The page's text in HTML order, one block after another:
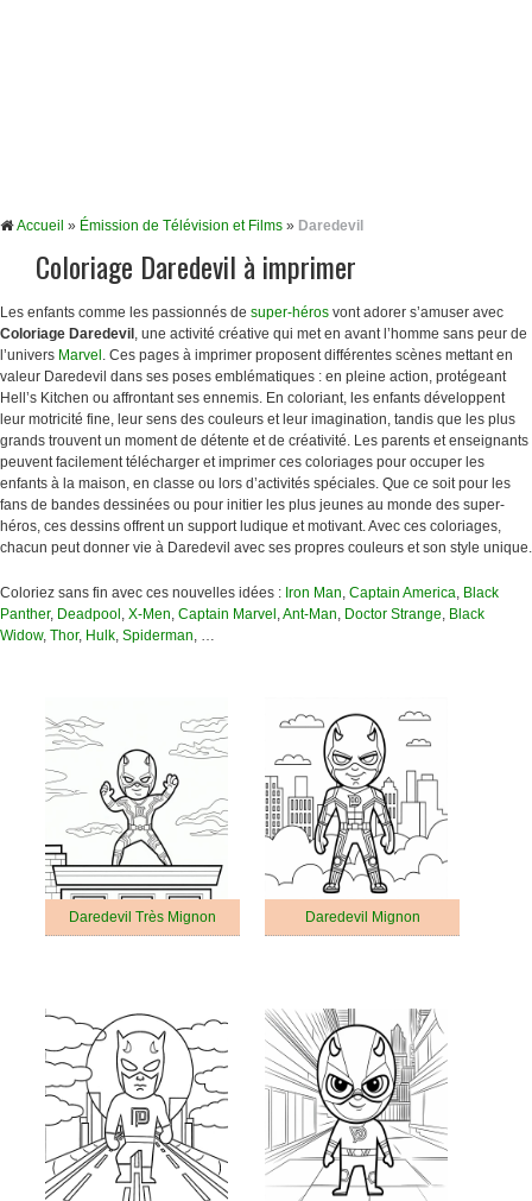
Accueil » Émission de Télévision et Films » Daredevil
Coloriage Daredevil à imprimer
Les enfants comme les passionnés de super-héros vont adorer s’amuser avec
Coloriage Daredevil , une activité créative qui met en avant l’homme sans peur de
l’univers Marvel . Ces pages à imprimer proposent différentes scènes mettant en
valeur Daredevil dans ses poses emblématiques : en pleine action, protégeant
Hell’s Kitchen ou affrontant ses ennemis. En coloriant, les enfants développent
leur motricité fine, leur sens des couleurs et leur imagination, tandis que les plus
grands trouvent un moment de détente et de créativité. Les parents et enseignants
peuvent facilement télécharger et imprimer ces coloriages pour occuper les
enfants à la maison, en classe ou lors d’activités spéciales. Que ce soit pour les
fans de bandes dessinées ou pour initier les plus jeunes au monde des super-
héros, ces dessins offrent un support ludique et motivant. Avec ces coloriages,
chacun peut donner vie à Daredevil avec ses propres couleurs et son style unique.
Coloriez sans fin avec ces nouvelles idées : Iron Man, Captain America, Black
Panther, Deadpool , X-Men, Captain Marvel ,Ant-Man, Doctor Strange, Black
Widow, Thor, Hulk, Spiderman, …
Daredevil Très Mignon Daredevil Mignon